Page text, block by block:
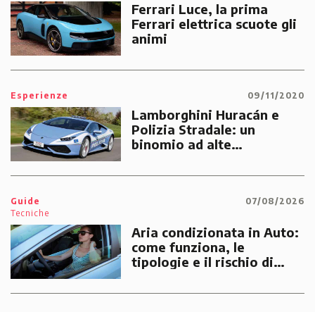
Ferrari Luce, la prima
Ferrari elettrica scuote gli
animi
Esperienze 09/11/2020
Lamborghini Huracán e
Polizia Stradale: un
binomio ad alte
emergenze dei cittadini
Guide
Tecniche
07/08/2026
Aria condizionata in Auto:
come funziona, le
tipologie e il rischio di